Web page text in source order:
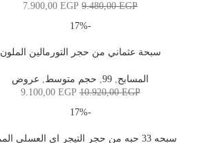
9.480,00EGP
7.900,00 EGP
-17%
سبحة عثماني من حجر التورمالين الملون
المسابح,
99
, حجم متوسط, عروض
10.920,00EGP
9.100,00 EGP
-17%
سبحه 33 حبه من حجر التيجر اي العسلي المميزه